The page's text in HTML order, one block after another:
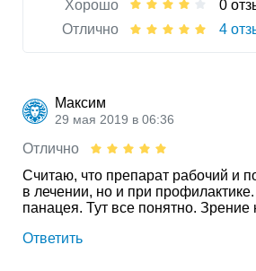
Хорошо
0
Отлично
4
Максим
29 мая 2019 в 06:36
Отлично
Считаю, что препарат рабочий и
в лечении, но и при
панацея. Тут все понятно. Зрение
Ответить